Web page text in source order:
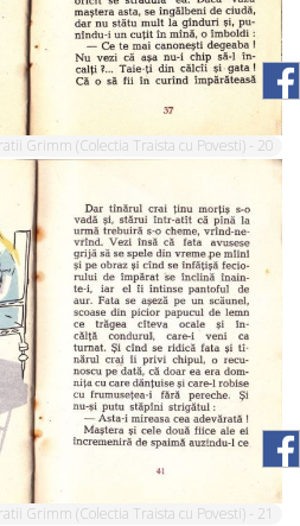
Grimm (Colectia Traista cu Povesti) - 20
Grimm (Colectia Traista cu Povesti) - 21